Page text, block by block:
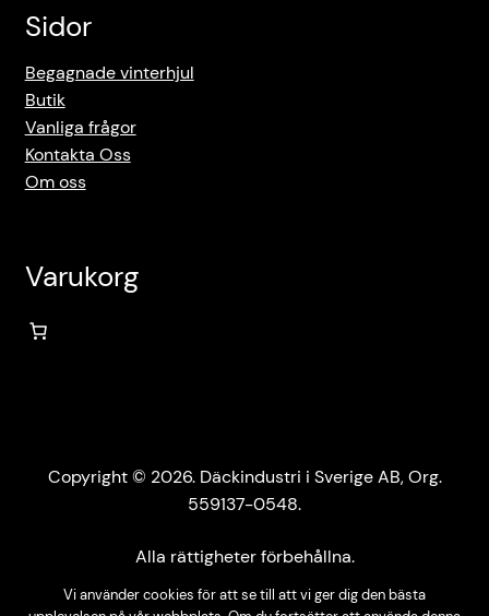
Sidor
Begagnade vinterhjul
Butik
Vanliga frågor
Kontakta Oss
Om oss
Varukorg
Copyright © 2026. Däckindustri i Sverige AB, Org.
559137-0548.
Alla rättigheter förbehållna.
Vi använder cookies för att se till att vi ger dig den bästa